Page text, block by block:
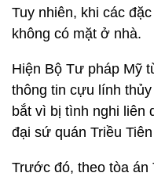
Tuy nhiên, khi các
không có mặt ở nhà.
Hiện Bộ Tư pháp Mỹ
thông tin cựu lính
bắt vì bị tình nghi liên
đại sứ quán Triều
Trước đó, theo tòa án